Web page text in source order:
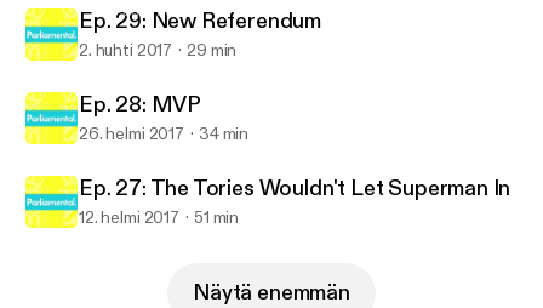
Parliamental
Ep. 29: New Referendum
2. huhti 2017 29 min
Ep. 28: MVP
26. helmi 2017 34 min
Ep. 27: The Tories Wouldn't Let Superman In
12. helmi 2017 51 min
Näytä enemmän